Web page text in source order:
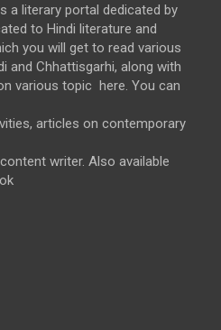
a literary portal dedicated by
to Hindi literature and
you will get to read various
and Chhattisgarhi, along with
various topic here. You can
articles on contemporary
writer. Also available